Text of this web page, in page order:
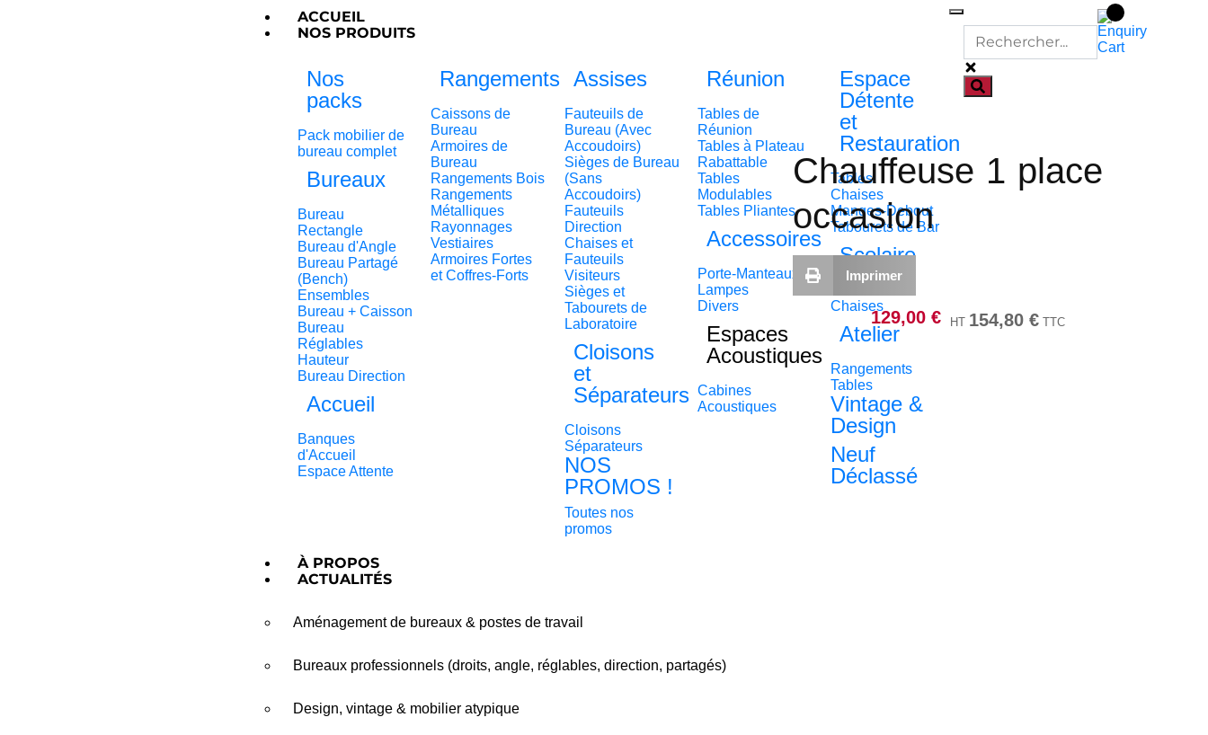
ACCUEIL
NOS PRODUITS
Nos
packs
Pack mobilier de
bureau complet
Bureaux
Bureau
Rectangle
Bureau d'Angle
Bureau Partagé
(Bench)
Ensembles
Bureau + Caisson
Bureau
Réglables
Hauteur
Bureau Direction
Accueil
Banques
d'Accueil
Espace Attente
Rangements
Caissons de
Bureau
Armoires de
Bureau
Rangements Bois
Rangements
Métalliques
Rayonnages
Vestiaires
Armoires Fortes
et Coffres-Forts
Assises
Fauteuils de
Bureau (Avec
Accoudoirs)
Sièges de Bureau
(Sans
Accoudoirs)
Fauteuils
Direction
Chaises et
Fauteuils
Visiteurs
Sièges et
Tabourets de
Laboratoire
Cloisons
et
Séparateurs
Cloisons
Séparateurs
NOS
PROMOS !
Toutes nos
promos
Réunion
Tables de
Réunion
Tables à Plateau
Rabattable
Tables
Modulables
Tables Pliantes
Accessoires
Porte-Manteaux
Lampes
Divers
Espaces
Acoustiques
Cabines
Acoustiques
Espace
Détente
et
Restauration
Tables
Chaises
Manges-Debout
Tabourets de Bar
Scolaire
Chaises
Atelier
Rangements
Tables
Vintage &
Design
Neuf
Déclassé
À PROPOS
ACTUALITÉS
Aménagement de bureaux & postes de travail
Bureaux professionnels (droits, angle, réglables, direction, partagés)
Design, vintage & mobilier atypique
Chauffeuse 1 place
occasion
Imprimer
129,00 € HT 154,80 € TTC